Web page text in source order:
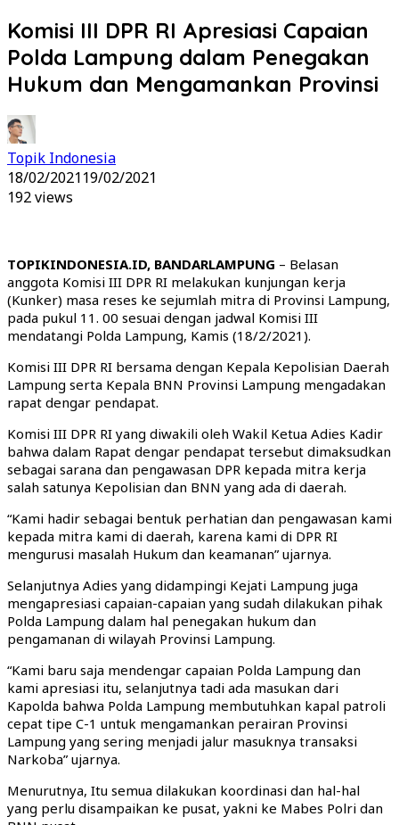
Komisi III DPR RI Apresiasi Capaian
Polda Lampung dalam Penegakan
Hukum dan Mengamankan Provinsi
Topik Indonesia
18/02/202119/02/2021
192 views
TOPIKINDONESIA.ID, BANDARLAMPUNG – Belasan
anggota Komisi III DPR RI melakukan kunjungan kerja
(Kunker) masa reses ke sejumlah mitra di Provinsi Lampung,
pada pukul 11. 00 sesuai dengan jadwal Komisi III
mendatangi Polda Lampung, Kamis (18/2/2021).
Komisi III DPR RI bersama dengan Kepala Kepolisian Daerah
Lampung serta Kepala BNN Provinsi Lampung mengadakan
rapat dengar pendapat.
Komisi III DPR RI yang diwakili oleh Wakil Ketua Adies Kadir
bahwa dalam Rapat dengar pendapat tersebut dimaksudkan
sebagai sarana dan pengawasan DPR kepada mitra kerja
salah satunya Kepolisian dan BNN yang ada di daerah.
“Kami hadir sebagai bentuk perhatian dan pengawasan kami
kepada mitra kami di daerah, karena kami di DPR RI
mengurusi masalah Hukum dan keamanan” ujarnya.
Selanjutnya Adies yang didampingi Kejati Lampung juga
mengapresiasi capaian-capaian yang sudah dilakukan pihak
Polda Lampung dalam hal penegakan hukum dan
pengamanan di wilayah Provinsi Lampung.
“Kami baru saja mendengar capaian Polda Lampung dan
kami apresiasi itu, selanjutnya tadi ada masukan dari
Kapolda bahwa Polda Lampung membutuhkan kapal patroli
cepat tipe C-1 untuk mengamankan perairan Provinsi
Lampung yang sering menjadi jalur masuknya transaksi
Narkoba” ujarnya.
Menurutnya, Itu semua dilakukan koordinasi dan hal-hal
yang perlu disampaikan ke pusat, yakni ke Mabes Polri dan